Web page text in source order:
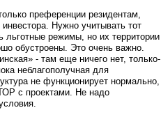
преференции резидентам,
Нужно учитывать тот
льготные режимы, но их территории
обустроены. Это очень важно.
- там еще ничего нет, только-
неблагополучная для
не функционирует нормально,
с проектами. Не надо